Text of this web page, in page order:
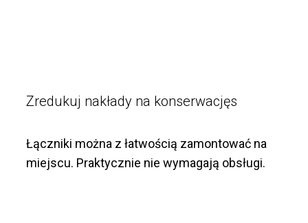
Zredukuj nakłady na konserwacjęs
Łączniki można z łatwością zamontować na
miejscu. Praktycznie nie wymagają obsługi.